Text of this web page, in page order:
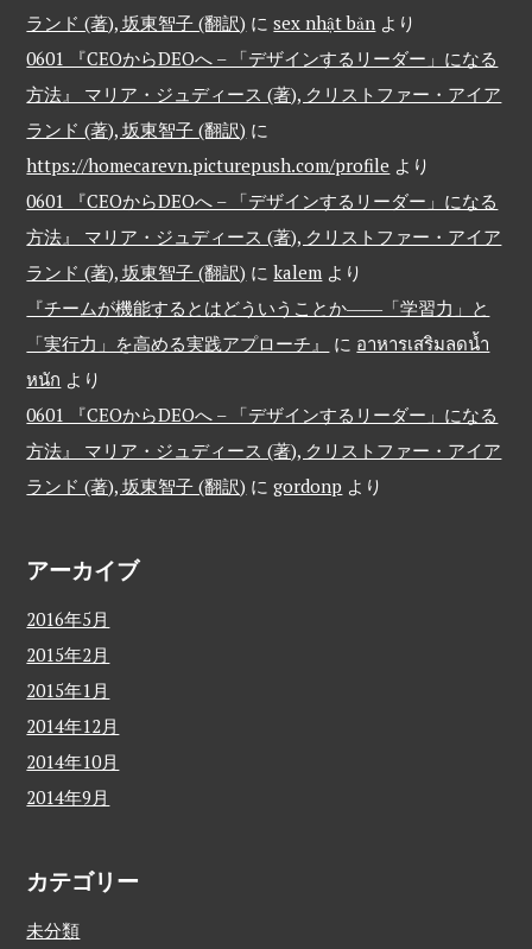
ランド (著), 坂東智子 (翻訳) にsex nhật bản より
0601 『CEOからDEOへ – 「デザインするリーダー」になる
方法』 マリア・ジュディース (著), クリストファー・アイア
ランド (著), 坂東智子 (翻訳) に
https://homecarevn.picturepush.com/profile より
0601 『CEOからDEOへ – 「デザインするリーダー」になる
方法』 マリア・ジュディース (著), クリストファー・アイア
ランド (著), 坂東智子 (翻訳) にkalem より
『チームが機能するとはどういうことか――「学習力」と
「実行力」を高める実践アプローチ』
に อาหารเสริมลดน้ำ
หนัก より
0601 『CEOからDEOへ – 「デザインするリーダー」になる
方法』 マリア・ジュディース (著), クリストファー・アイア
ランド (著), 坂東智子 (翻訳) にgordonp より
アーカイブ
2016年5月
2015年2月
2015年1月
2014年12月
2014年10月
2014年9月
カテゴリー
未分類